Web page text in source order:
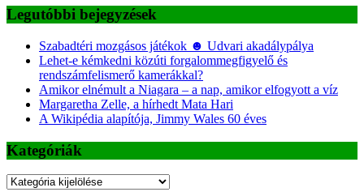
Legutóbbi bejegyzések
Szabadtéri mozgásos játékok ☻ Udvari akadálypálya
Lehet-e kémkedni közúti forgalommegfigyelő és
rendszámfelismerő kamerákkal?
Amikor elnémult a Niagara – a nap, amikor elfogyott a víz
Margaretha Zelle, a hírhedt Mata Hari
A Wikipédia alapítója, Jimmy Wales 60 éves
Kategóriák
Kategóriák